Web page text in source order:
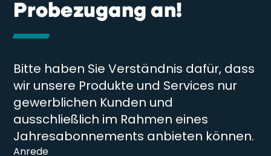
Probezugang an!